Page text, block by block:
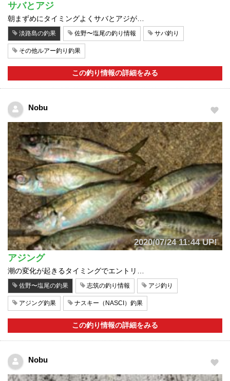
サバとアジ
朝まずめにタイミングよくサバとアジが…
淡路島の釣果 佐野〜塩尾の釣り情報 サバ釣り
その他ルアー釣り釣果
この釣り情報の詳細をみる
Nobu
2020/07/24 11:44 UP!
アジング
潮の変化が起きるタイミングでエントリ…
佐野〜塩尾の釣果 志筑の釣り情報 アジ釣り
アジング釣果 ナスキー（NASCI）釣果
この釣り情報の詳細をみる
Nobu